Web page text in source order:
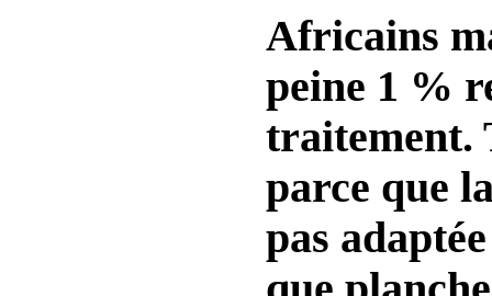
Africains
peine 1 %
traitement.
parce que
pas